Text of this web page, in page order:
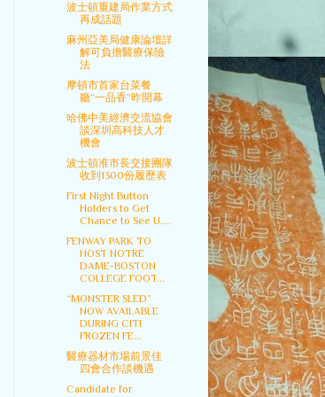
波士頓重建局作業方式
再成話題
麻州亞美局健康論壇詳
解可負擔醫療保險
法
摩頓市首家台菜餐
廳“一品香”昨開幕
哈佛中美經濟交流協會
談深圳高科技人才
機會
波士頓准市長交接團隊
收到1300份履歷表
First Night Button
Holders to Get
Chance to See U....
FENWAY PARK TO
HOST NOTRE
DAME-BOSTON
COLLEGE FOOT...
“MONSTER SLED”
NOW AVAILABLE
DURING CITI
FROZEN FE...
醫療器材市場前景佳
四會合作談機遇
Candidate for